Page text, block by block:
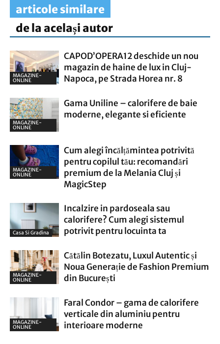
articole similare
de la același autor
MAGAZINE-
ONLINE
CAPOD’OPERA12 deschide un nou
magazin de haine de lux in Cluj-
Napoca, pe Strada Horea nr. 8
MAGAZINE-
ONLINE
Gama Uniline – calorifere de baie
moderne, elegante si eficiente
MAGAZINE-
ONLINE
Cum alegi încălțămintea potrivită
pentru copilul tău: recomandări
premium de la Melania Cluj și
MagicStep
Casa Si Gradina
Incalzire in pardoseala sau
calorifere? Cum alegi sistemul
potrivit pentru locuinta ta
MAGAZINE-
ONLINE
Cătălin Botezatu, Luxul Autentic și
Noua Generație de Fashion Premium
din București
MAGAZINE-
ONLINE
Faral Condor – gama de calorifere
verticale din aluminiu pentru
interioare moderne